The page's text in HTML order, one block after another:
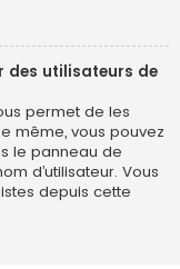
des utilisateurs de
permet de les
même, vous pouvez
le panneau de
d’utilisateur. Vous
depuis cette